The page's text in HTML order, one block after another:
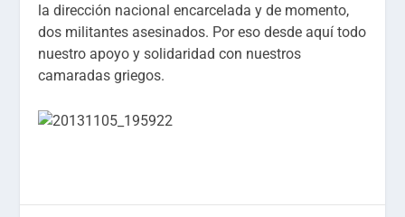
la dirección nacional encarcelada y de momento,
dos militantes asesinados. Por eso desde aquí todo
nuestro apoyo y solidaridad con nuestros
camaradas griegos.